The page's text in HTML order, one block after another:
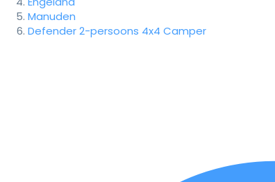
Manuden
Defender 2-persoons 4x4 Camper